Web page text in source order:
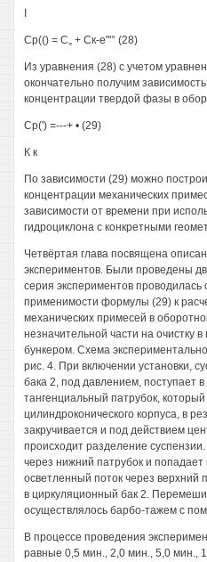
Ср(() = С„ + Ск-е"'° (28)
Из уравнения (28) с учетом
окончательно получим
концентрации твердой фазы в
Ср(') =---+ • (29)
К к
По зависимости (29) можно
концентрации механических
зависимости от времени при
гидроциклона с конкретными
Четвёртая глава посвящена
экспериментов. Были проведены
серия экспериментов
применимости формулы (29) к
механических примесей в
незначительной части на очистку
бункером. Схема
рис. 4. При включении установки,
бака 2, под давлением, поступает в
тангенциальный патрубок,
цилиндроконического корпуса, в
закручивается и под действием
происходит разделение
через нижний патрубок и
осветленный поток через верхний
в циркуляционный бак 2.
осуществлялось барбо-тажем с
В процессе проведения
равные 0,5 мин., 2,0 мин., 5,0 мин.,